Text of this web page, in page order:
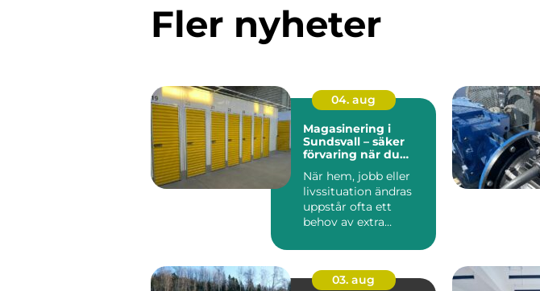
Fler nyheter
04. aug
Magasinering i
Sundsvall – säker
förvaring när du
När hem, jobb eller
livssituation ändras
uppstår ofta ett
behov av extra
03. aug